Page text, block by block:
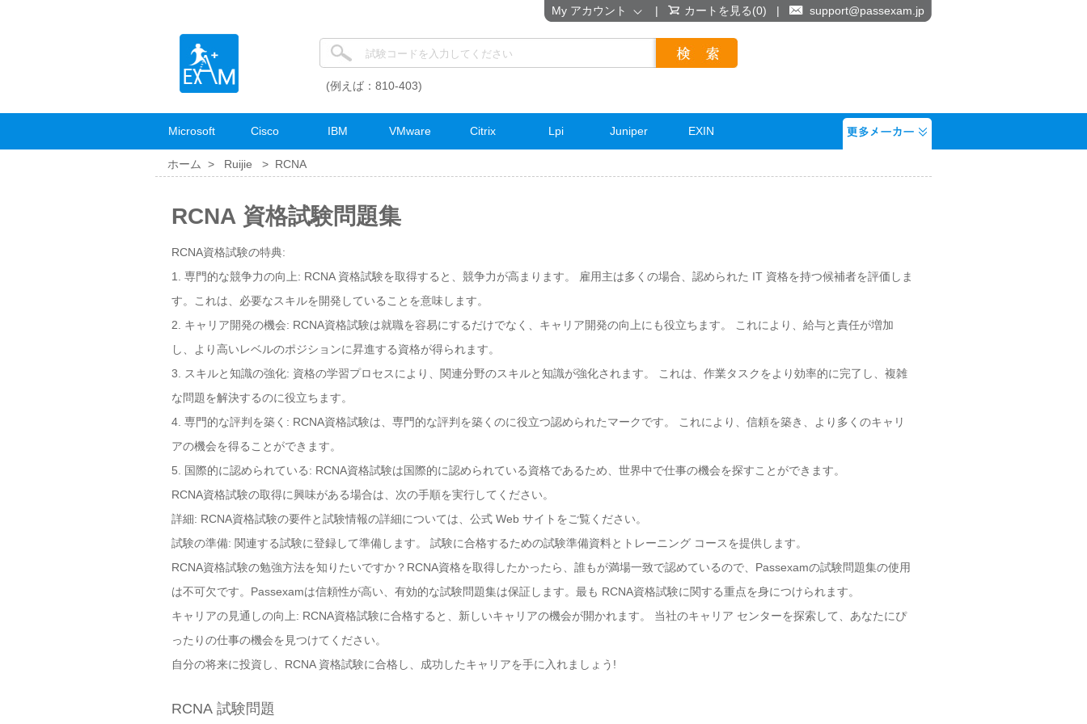
(例えば：810-403)
Microsoft Cisco IBM VMware Citrix Lpi Juniper EXIN
ホーム > Ruijie > RCNA
RCNA 資格試験問題集
RCNA資格試験の特典:
1. 専門的な競争力の向上: RCNA 資格試験を取得すると、競争力が高まります。 雇用主は多くの場合、認められた IT 資格を持つ候補者を評価しま
す。これは、必要なスキルを開発していることを意味します。
2. キャリア開発の機会: RCNA資格試験は就職を容易にするだけでなく、キャリア開発の向上にも役立ちます。 これにより、給与と責任が増加
し、より高いレベルのポジションに昇進する資格が得られます。
3. スキルと知識の強化: 資格の学習プロセスにより、関連分野のスキルと知識が強化されます。 これは、作業タスクをより効率的に完了し、複雑
な問題を解決するのに役立ちます。
4. 専門的な評判を築く: RCNA資格試験は、専門的な評判を築くのに役立つ認められたマークです。 これにより、信頼を築き、より多くのキャリ
アの機会を得ることができます。
5. 国際的に認められている: RCNA資格試験は国際的に認められている資格であるため、世界中で仕事の機会を探すことができます。
RCNA資格試験の取得に興味がある場合は、次の手順を実行してください。
詳細: RCNA資格試験の要件と試験情報の詳細については、公式 Web サイトをご覧ください。
試験の準備: 関連する試験に登録して準備します。 試験に合格するための試験準備資料とトレーニング コースを提供します。
RCNA資格試験の勉強方法を知りたいですか？RCNA資格を取得したかったら、誰もが満場一致で認めているので、Passexamの試験問題集の使用
は不可欠です。Passexamは信頼性が高い、有効的な試験問題集は保証します。最も RCNA資格試験に関する重点を身につけられます。
キャリアの見通しの向上: RCNA資格試験に合格すると、新しいキャリアの機会が開かれます。 当社のキャリア センターを探索して、あなたにぴ
ったりの仕事の機会を見つけてください。
自分の将来に投資し、RCNA 資格試験に合格し、成功したキャリアを手に入れましょう!
RCNA 試験問題
My アカウント | カートを見る(0) | support@passexam.jp